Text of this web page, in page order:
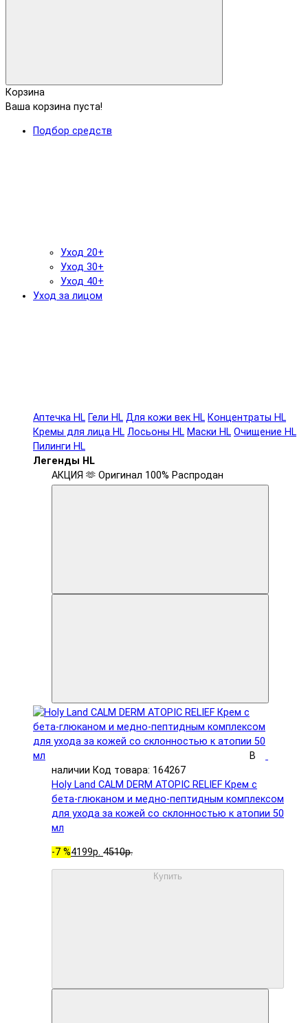
Корзина
Ваша корзина пуста!
Подбор средств
Уход 20+
Уход 30+
Уход 40+
Уход за лицом
Аптечка HL Гели HL Для кожи век HL Концентраты HL
Кремы для лица HL Лосьоны HL Маски HL Очищение HL
Пилинги HL
Легенды HL
АКЦИЯ 🫶 Оригинал 100% Распродан
В
наличии Код товара: 164267
Holy Land CALM DERM ATOPIC RELIEF Крем с
бета-глюканом и медно-пептидным комплексом
для ухода за кожей со склонностью к атопии 50
мл
-7 %4199р. 4510р.
Купить